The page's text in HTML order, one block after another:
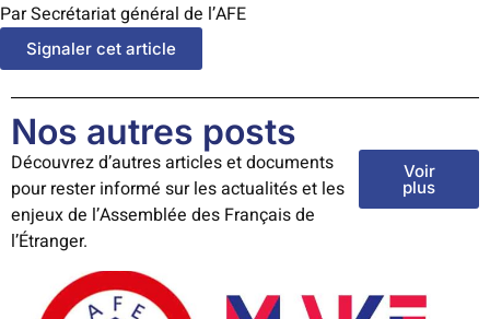
Par Secrétariat général de l’AFE
Signaler cet article
Nos autres posts
Découvrez d’autres articles et documents
pour rester informé sur les actualités et les
enjeux de l’Assemblée des Français de
l’Étranger.
Voir
plus